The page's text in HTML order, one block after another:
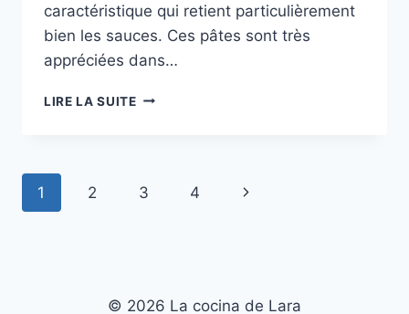
caractéristique qui retient particulièrement
bien les sauces. Ces pâtes sont très
appréciées dans…
LIRE LA SUITEFUSILINI
CES
Navigation
1 2 3 4
Page
© 2026 La cocina de Lara